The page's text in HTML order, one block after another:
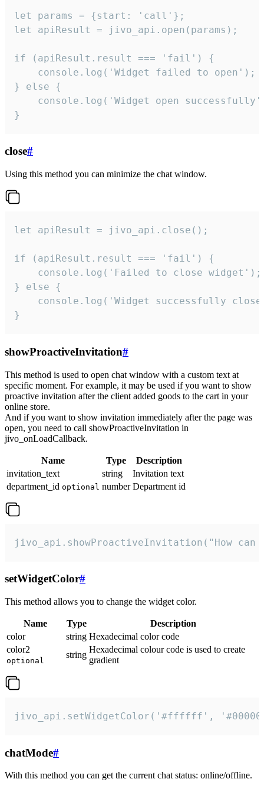
let params = {start: 'call'};
let apiResult = jivo_api.open(params);
if (apiResult.result === 'fail') {
    console.log('Widget failed to open');
} else {
console.log('Widget open
}
close#
Using this method you can minimize the chat window.
let apiResult = jivo_api.close();
if (apiResult.result === 'fail') {
    console.log('Failed to close widget');
} else {
console.log('Widget successfully
}
showProactiveInvitation#
This method is used to open chat window with a custom text at
specific moment. For example, it may be used if you want to show
proactive invitation after the client added goods to the cart in your
online store.
And if you want to show invitation immediately after the page was
open, you need to call showProactiveInvitation in
jivo_onLoadCallback.
Name Type
Description
invitation_text
string
Invitation text
department_id optional number Department id
jivo_api.showProactiveInvitation("How
setWidgetColor#
This method allows you to change the widget color.
Name Type
Description
color
string Hexadecimal color code
color2
optional
string
Hexadecimal colour code is used to create
gradient
jivo_api.setWidgetColor('#ffffff',
chatMode#
With this method you can get the current chat status: online/offline.